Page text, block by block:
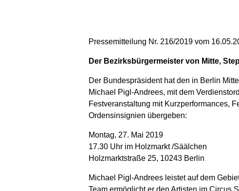
Pressemitteilung Nr. 216/2019 vom
Der Bezirksbürgermeister von Mitte,
Der Bundespräsident hat den in Berlin
Michael Pigl-Andrees, mit dem
Festveranstaltung mit Kurzperformances,
Ordensinsignien übergeben:
Montag, 27. Mai 2019
17.30 Uhr im Holzmarkt /Säälchen
Holzmarktstraße 25, 10243 Berlin
Michael Pigl-Andrees leistet auf dem
Team ermöglicht er den Artisten im Circus